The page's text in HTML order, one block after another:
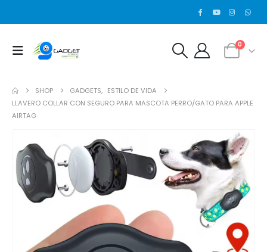
0
SHOP GADGETS, ESTILO DE VIDA
LLAVERO COLLAR CON SEGURO PARA MASCOTA PERRO/GATO PARA APPLE
AIRTAG